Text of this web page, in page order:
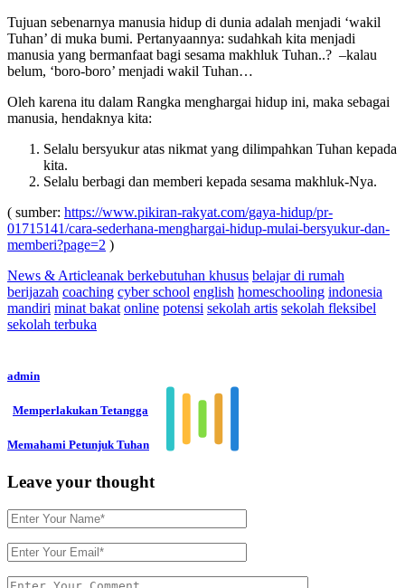
Tujuan sebenarnya manusia hidup di dunia adalah menjadi ‘wakil
Tuhan’ di muka bumi. Pertanyaannya: sudahkah kita menjadi
manusia yang bermanfaat bagi sesama makhluk Tuhan..? –kalau
belum, ‘boro-boro’ menjadi wakil Tuhan…
Oleh karena itu dalam Rangka menghargai hidup ini, maka sebagai
manusia, hendaknya kita:
Selalu bersyukur atas nikmat yang dilimpahkan Tuhan kepada
kita.
Selalu berbagi dan memberi kepada sesama makhluk-Nya.
( sumber: https://www.pikiran-rakyat.com/gaya-hidup/pr-
01715141/cara-sederhana-menghargai-hidup-mulai-bersyukur-dan-
memberi?page=2 )
News & Articleanak berkebutuhan khusus belajar di rumah
berijazah coaching cyber school english homeschooling indonesia
mandiri minat bakat online potensi sekolah artis sekolah fleksibel
sekolah terbuka
admin
Memperlakukan Tetangga
Memahami Petunjuk Tuhan
Leave your thought